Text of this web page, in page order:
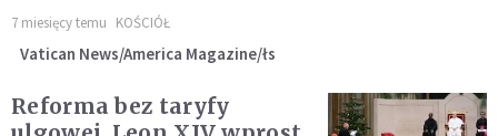
7 miesięcy temu KOŚCIÓŁ
Vatican News/America Magazine/łs
Reforma bez taryfy